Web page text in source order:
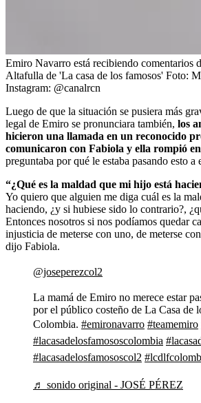
Emiro Navarro está recibiendo comentarios
Altafulla de 'La casa de los famosos' Foto:
Instagram: @canalrcn
Luego de que la situación se pusiera más
legal de Emiro se pronunciara también, los
hicieron una llamada en un reconocido
comunicaron con Fabiola y ella rompió
preguntaba por qué le estaba pasando esto
“¿Qué es la maldad que mi hijo está
Yo quiero que alguien me diga cuál es la
haciendo, ¿y si hubiese sido lo contrario?,
Entonces nosotros si nos podíamos quedar
injusticia de meterse con uno, de meterse
dijo Fabiola.
@joseperezcol2
La mamá de Emiro no merece estar
por el público costeño de La Casa de
Colombia. #emironavarro #teamemiro
#lacasadelosfamososcolombia
#lacasadelosfamososcol2
♬ sonido original - JOSÉ PÉREZ